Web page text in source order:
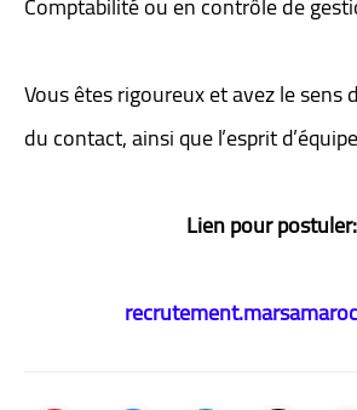
Vous êtes rigoureux et avez le
du contact, ainsi que l’esprit
Lien pour postuler: